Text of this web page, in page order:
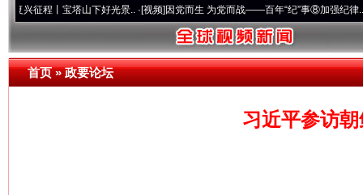
宝塔山下好光景..·[视频]因党而生 为党而战——百年“纪”事⑧加强纪律..·[视频]牢记
首页»政要论坛
习近平参访